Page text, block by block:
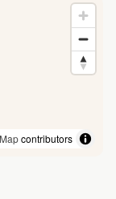
contributors